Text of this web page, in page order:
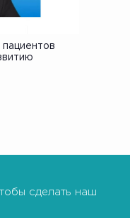
сделать наш